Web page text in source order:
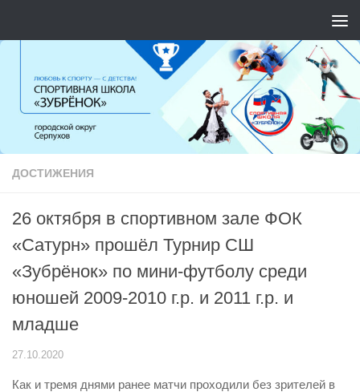
ДОСТИЖЕНИЯ
26 октября в спортивном зале ФОК
«Сатурн» прошёл Турнир СШ
«Зубрёнок» по мини-футболу среди
юношей 2009-2010 г.р. и 2011 г.р. и
младше
27.10.2020
Как и тремя днями ранее матчи проходили без зрителей в